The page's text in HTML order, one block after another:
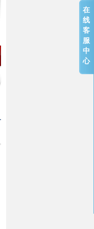
在
线
客
服
中
心